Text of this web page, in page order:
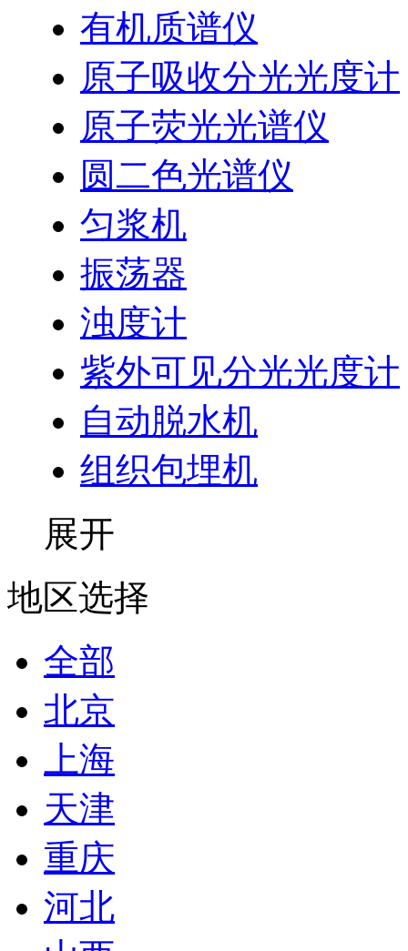
有机质谱仪
原子吸收分光光度计
原子荧光光谱仪
圆二色光谱仪
匀浆机
振荡器
浊度计
紫外可见分光光度计
自动脱水机
组织包埋机
展开
地区选择
全部
北京
上海
天津
重庆
河北